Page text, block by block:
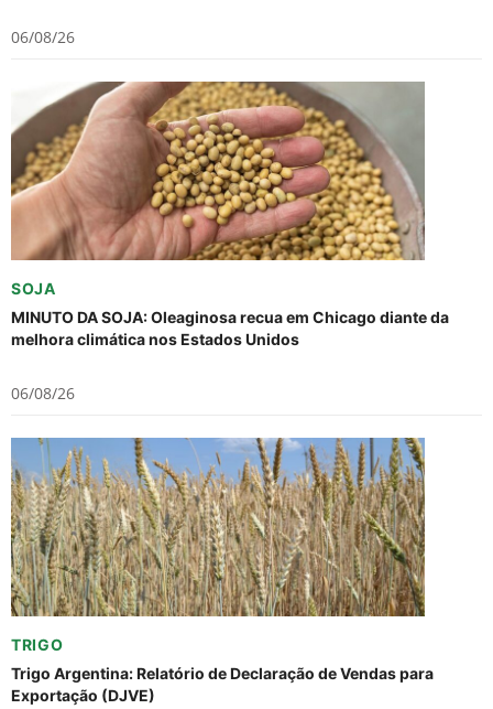
06/08/26
SOJA
MINUTO DA SOJA: Oleaginosa recua em Chicago diante da
melhora climática nos Estados Unidos
06/08/26
TRIGO
Trigo Argentina: Relatório de Declaração de Vendas para
Exportação (DJVE)